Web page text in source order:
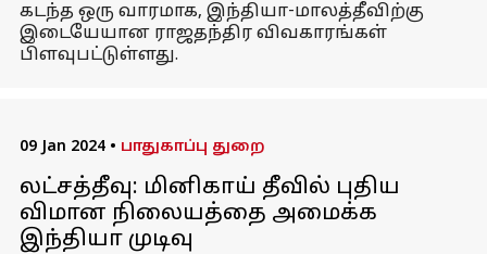
கடந்த ஒரு வாரமாக, இந்தியா-மாலத்தீவிற்கு
இடையேயான ராஜதந்திர விவகாரங்கள்
பிளவுபட்டுள்ளது.
09 Jan 2024 • பாதுகாப்பு துறை
லட்சத்தீவு: மினிகாய் தீவில் புதிய
விமான நிலையத்தை அமைக்க
இந்தியா முடிவு